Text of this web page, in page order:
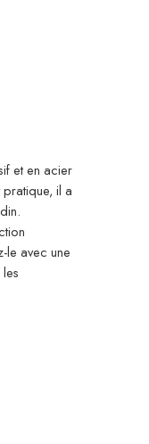
et en acier
pratique, il a
le avec une